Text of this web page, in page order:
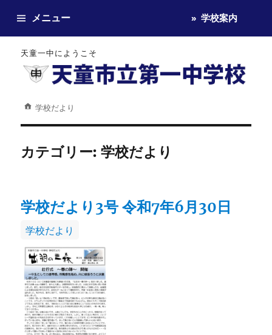
天童一中にようこそ
メニュー 学校案内
学校だより
カテゴリー:学校だより
学校だより3号 令和7年6月30日
カ
テ
ゴ
リ
ー
学校だより